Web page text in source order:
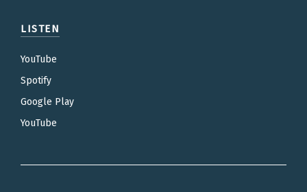
LISTEN
YouTube
Spotify
Google Play
YouTube